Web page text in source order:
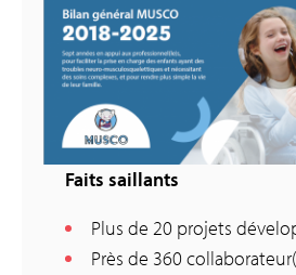
Faits saillants
Plus de 20 projets
Près de 360